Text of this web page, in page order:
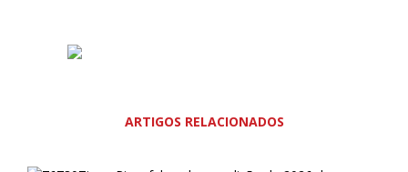
ARTIGOS RELACIONADOS